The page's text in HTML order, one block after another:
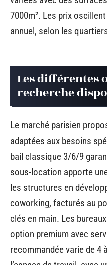
7000m². Les prix
annuel, selon les
Les différentes
recherche
Le marché parisien
adaptées aux besoins
bail classique 3/6/9
sous-location apporte
les structures en
coworking, facturés au
clés en main. Les
option premium avec
recommandée varie de 4